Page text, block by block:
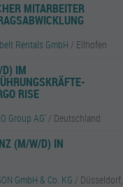
MITARBEITER
Rentals GmbH / Ellhofen
IM
RISE
Group AG' / Deutschland
(M/W/D) IN
GmbH & Co. KG / Düsseldorf,